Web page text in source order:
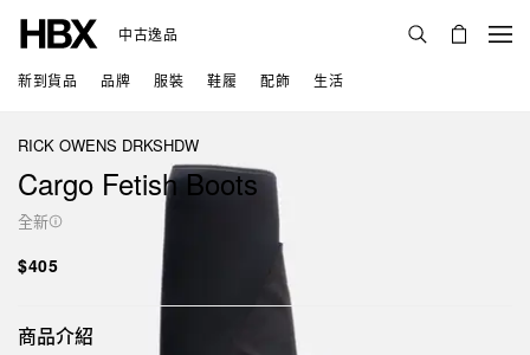
中古逸品
新到貨品 品牌 服裝 鞋履 配飾 生活
RICK OWENS DRKSHDW
Cargo Fetish Boots
全新
$405
商品介紹